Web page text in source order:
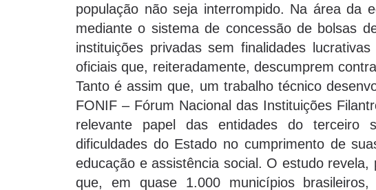
população não seja interrompido. Na área da
mediante o sistema de concessão de bolsas
instituições privadas sem finalidades
oficiais que, reiteradamente, descumprem
Tanto é assim que, um trabalho técnico
FONIF – Fórum Nacional das Instituições
relevante papel das entidades do terceiro
dificuldades do Estado no cumprimento de
educação e assistência social. O estudo
que, em quase 1.000 municípios